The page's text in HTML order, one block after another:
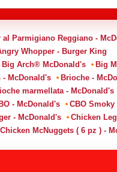
al Parmigiano Reggiano -
Whopper - Burger King
Big Arch® McDonald's
Big
- McDonald's
Brioche -
marmellata - McDonald's
- McDonald's
CBO
- McDonald's
Chicken
Chicken McNuggets ( 6 pz ) -